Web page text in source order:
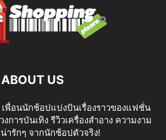
ABOUT US
พื่อนนักช้อปแบ่งปันเรื่องราวของแฟชั่น
การบันเทิง รีวิวเครื่องสำอาง ความงาม
ารักๆ จากนักช้อปตัวจริง!